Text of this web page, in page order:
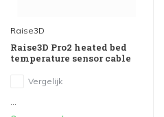
Raise3D
Raise3D Pro2 heated bed
temperature sensor cable
Vergelijk